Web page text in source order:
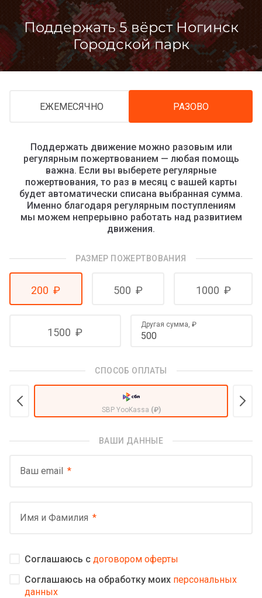
Перейти
контентуПоддержать 5 вёрст Ногинск
Городской парк
ЕЖЕМЕСЯЧНО РАЗОВО
Поддержать движение можно разовым или
регулярным пожертвованием — любая помощь
важна. Если вы выберете регулярные
пожертвования, то раз в месяц с вашей карты
будет автоматически списана выбранная сумма.
Именно благодаря регулярным поступлениям
мы можем непрерывно работать над развитием
движения.
РАЗМЕР ПОЖЕРТВОВАНИЯ
200 ₽ 500 ₽ 1000 ₽
1500 ₽
Другая сумма, ₽
СПОСОБ ОПЛАТЫ
SBP YooKassa (₽)
ВАШИ ДАННЫЕ
Ваш email
Имя и Фамилия
Соглашаюсь с договором оферты
Соглашаюсь на обработку моих персональных
данных